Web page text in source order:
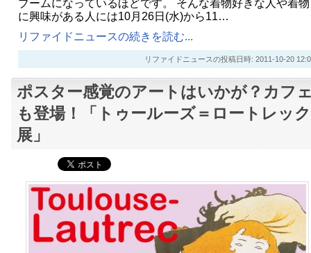
ブームになっているほどです。 そんな着物好きな人や着物
に興味がある人には10月26日(水)から11…
リファイドニュースの続きを読む...
リファイドニュースの投稿日時: 2011-10-20
ポスター感覚のアートはいかが？カフ
も登場！「トゥールーズ＝ロートレック
展」